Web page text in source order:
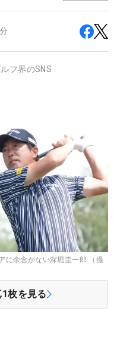
ルフ界のSNS
に余念がない深堀圭一郎 （撮
1枚を見る